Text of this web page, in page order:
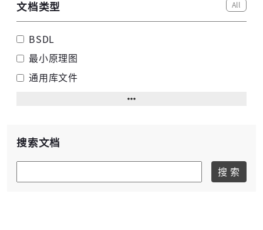
文档类型 All
BSDL
最小原理图
通用库文件
搜索文档
搜 索